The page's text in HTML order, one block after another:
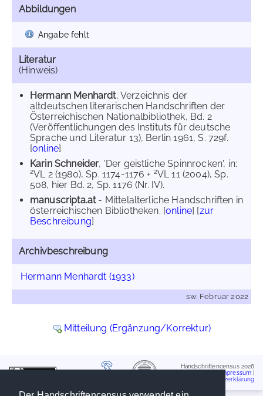
Abbildungen
Angabe fehlt
Literatur
(Hinweis)
Hermann Menhardt, Verzeichnis der
altdeutschen literarischen Handschriften der
Österreichischen Nationalbibliothek, Bd. 2
(Veröffentlichungen des Instituts für deutsche
Sprache und Literatur 13), Berlin 1961, S. 729f.
[online]
Karin Schneider, 'Der geistliche Spinnrocken', in:
2VL 2 (1980), Sp. 1174-1176 + 2VL 11 (2004), Sp.
508, hier Bd. 2, Sp. 1176 (Nr. IV).
manuscripta.at- Mittelalterliche Handschriften in
österreichischen Bibliotheken. [online] [zur
Beschreibung]
Archivbeschreibung
Hermann Menhardt (1933)
sw, Februar 2022
Mitteilung (Ergänzung/Korrektur)
Handschriftencensus 2026
Impressum
Datenschutzerklärung